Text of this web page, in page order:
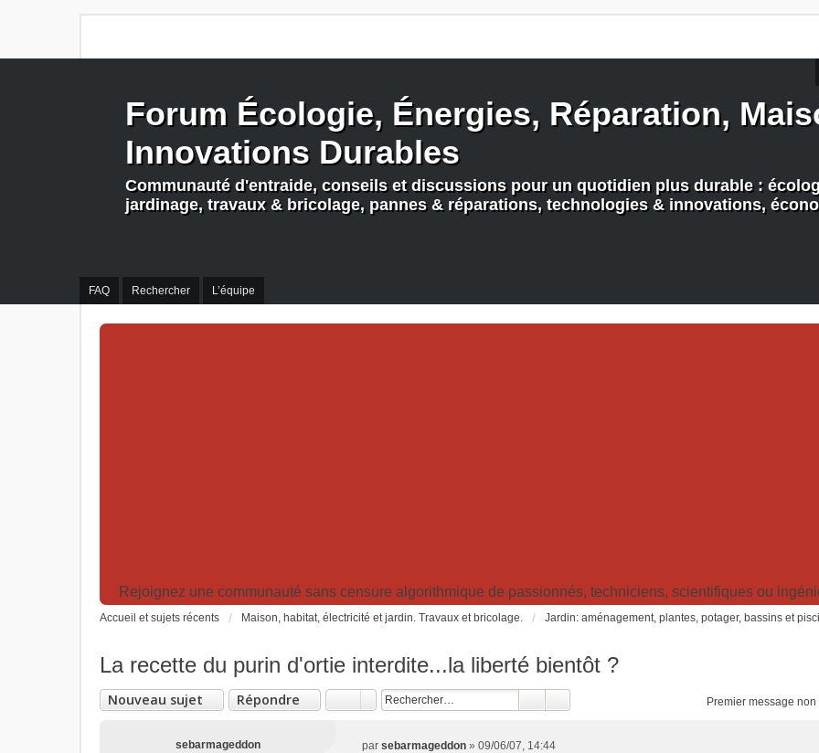
FAQ Rechercher L’équipe
Forum Écologie, Énergies, Réparation,
Innovations Durables
Communauté d'entraide, conseils et discussions pour un quotidien plus durable :
jardinage, travaux & bricolage, pannes & réparations, technologies & innovations,
Rejoignez une communauté sans censure algorithmique de passionnés, techniciens, scientifiques ou
Accueil et sujets récents Maison, habitat, électricité et jardin. Travaux et bricolage. Jardin: aménagement, plantes, potager, bassins et
La recette du purin d'ortie interdite...la liberté bientôt ?
Nouveau sujet Répondre Premier message non
sebarmageddon
par sebarmageddon » 09/06/07, 14:44